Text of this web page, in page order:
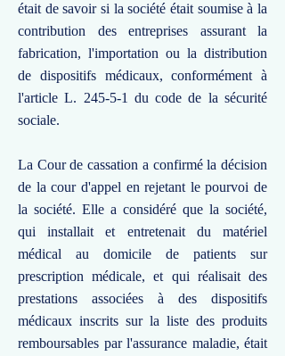
était de savoir si la société était soumise à la
contribution des entreprises assurant la
fabrication, l'importation ou la distribution
de dispositifs médicaux, conformément à
l'article L. 245-5-1 du code de la sécurité
sociale.
La Cour de cassation a confirmé la décision
de la cour d'appel en rejetant le pourvoi de
la société. Elle a considéré que la société,
qui installait et entretenait du matériel
médical au domicile de patients sur
prescription médicale, et qui réalisait des
prestations associées à des dispositifs
médicaux inscrits sur la liste des produits
remboursables par l'assurance maladie, était